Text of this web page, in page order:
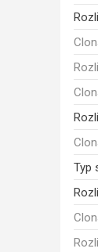
Typ